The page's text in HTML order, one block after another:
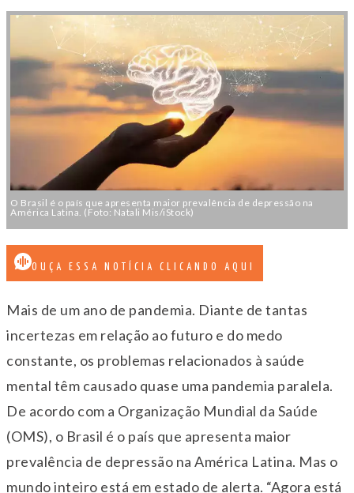
O Brasil é o país que apresenta maior prevalência de depressão na
América Latina. (Foto: Natali Mis/iStock)
OUÇA ESSA NOTÍCIA CLICANDO AQUI
Mais de um ano de pandemia. Diante de tantas
incertezas em relação ao futuro e do medo
constante, os problemas relacionados à saúde
mental têm causado quase uma pandemia paralela.
De acordo com a Organização Mundial da Saúde
(OMS), o Brasil é o país que apresenta maior
prevalência de depressão na América Latina. Mas o
mundo inteiro está em estado de alerta. “Agora está